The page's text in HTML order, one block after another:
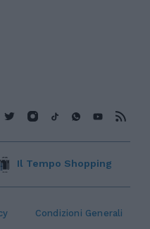
Condizioni Generali
Il Tempo Shopping